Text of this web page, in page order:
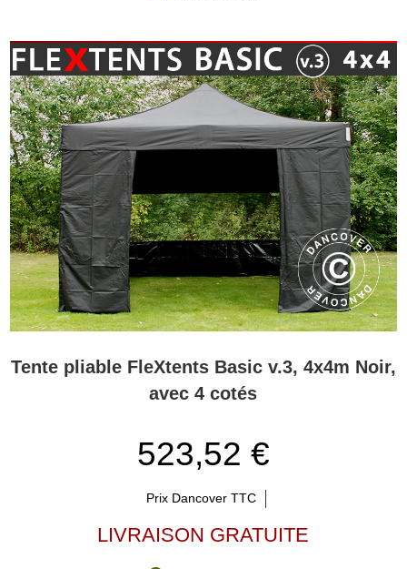
Tente pliable FleXtents Basic v.3, 4x4m Noir,
avec 4 cotés
523,52 €
Prix Dancover TTC
LIVRAISON GRATUITE